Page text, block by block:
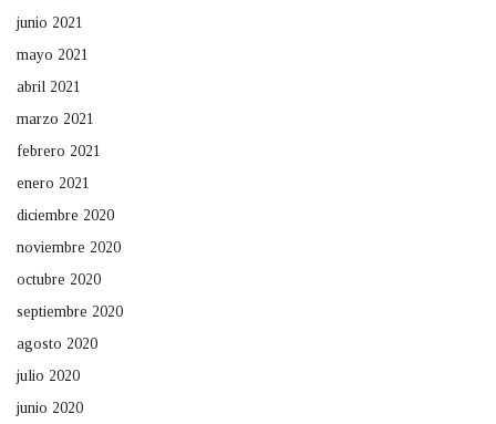
junio 2021
mayo 2021
abril 2021
marzo 2021
febrero 2021
enero 2021
diciembre 2020
noviembre 2020
octubre 2020
septiembre 2020
agosto 2020
julio 2020
junio 2020